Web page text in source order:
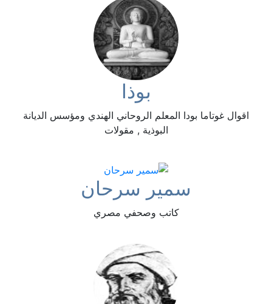
بوذا
اقوال غوتاما بودا المعلم الروحاني الهندي ومؤسس الديانة
البوذية , مقولات
سمير سرحان
كاتب وصحفي مصري